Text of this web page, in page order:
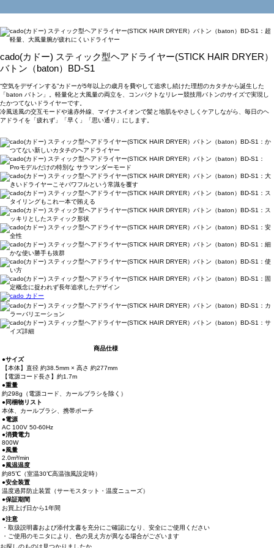
cado(カドー) スティック型ヘアドライヤー(STICK HAIR DRYER）
バトン（baton）BD-S1
“空気をデザインする”カドーが5年以上の歳月を費やして追求し続けた理想のカタチから誕生した
「baton バトン」。軽量化と大風量の両立を、コンパクトなリレー競技用バトンのサイズで実現し
たかつてないドライヤーです。
冷風送風の交互モードや遠赤外線、マイナスイオンで髪と地肌をやさしくケアしながら、毎日のヘ
アドライを「疲れず」「早く」「思い通り」にします。
商品仕様
●サイズ
【本体】直径 約38.5mm × 高さ 約277mm
【電源コード長さ】約1.7m
●重量
約298g（電源コード、カールブラシを除く）
●同梱物リスト
本体、カールブラシ、携帯ポーチ
●電源
AC 100V 50-60Hz
●消費電力
800W
●風量
2.0m³/min
●風温温度
約85℃（室温30℃高温強風設定時）
●安全装置
温度過昇防止装置（サーモスタット・温度ニューズ）
●保証期間
お買上げ日から1年間
●注意
・取扱説明書および添付文書を充分にご確認になり、安全にご使用ください
・ご使用のモニタにより、色の見え方が異なる場合がございます